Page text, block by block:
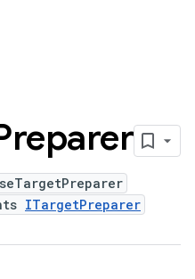
ITargetPreparer